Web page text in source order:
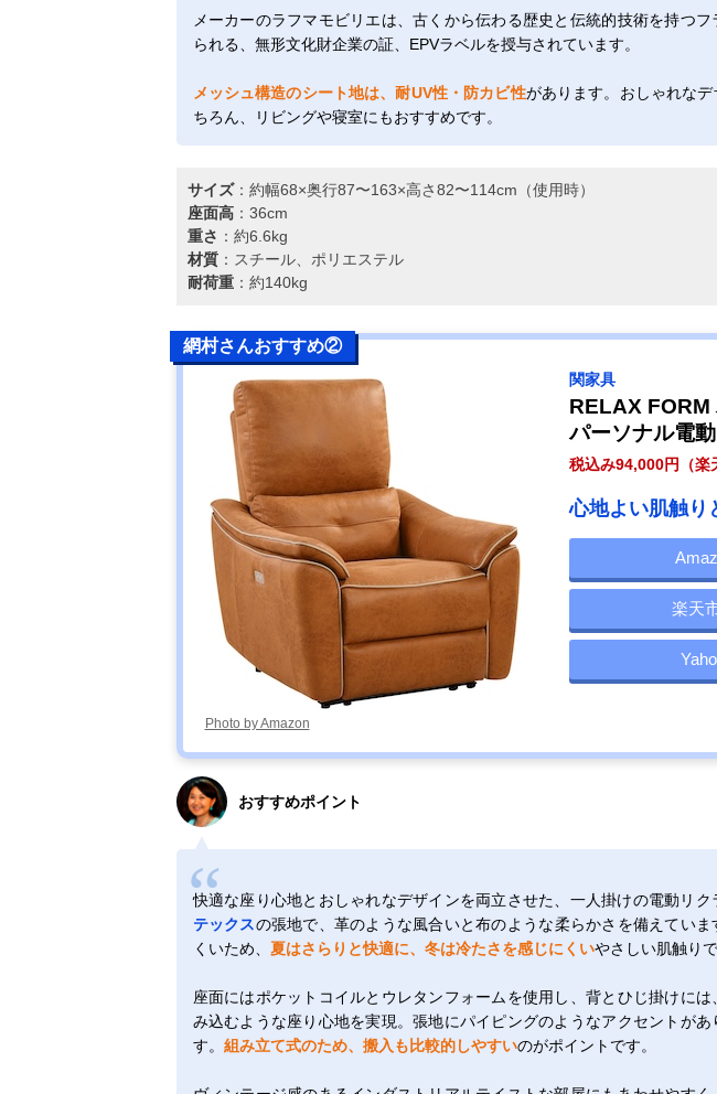
メーカーのラフマモビリエは、古くから伝わる歴史と伝統的技術を持つ
られる、無形文化財企業の証、EPVラベルを授与されています。
メッシュ構造のシート地は、耐UV性・防カビ性があります。おしゃれな
ちろん、リビングや寝室にもおすすめです。
サイズ：約幅68×奥行87〜163×高さ82〜114cm（使用時）
座面高：36cm
重さ ：約6.6kg
材質：スチール、ポリエステル
耐荷重：約140kg
網村さんおすすめ②
Photo by Amazon
関家具
RELAX FORM
パーソナル電
税込み94,000円（楽
心地よい肌触り
楽天
おすすめポイント
快適な座り心地とおしゃれなデザインを両立させた、一人掛けの電動リク
テックスの張地で、革のような風合いと布のような柔らかさを備えてい
くいため、 夏はさらりと快適に、冬は冷たさを感じにくいやさしい肌触りで
座面にはポケットコイルとウレタンフォームを使用し、背とひじ掛けに
み込むような座り心地を実現。張地にパイピングのようなアクセントがあ
す。 組み立て式のため、搬入も比較的しやすいのがポイントです。